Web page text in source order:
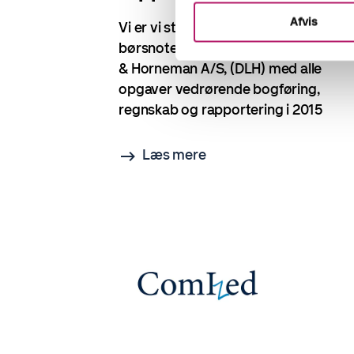
Afvis
Vi er vi stolte af at havde hjulpet vores
børsnoterede kunde, Dalhoff, Larsen
& Horneman A/S, (DLH) med alle
opgaver vedrørende bogføring,
regnskab og rapportering i 2015
Læs mere